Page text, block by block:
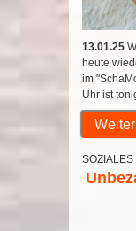
13.01.25
heute
im
Uhr ist
SOZIALES